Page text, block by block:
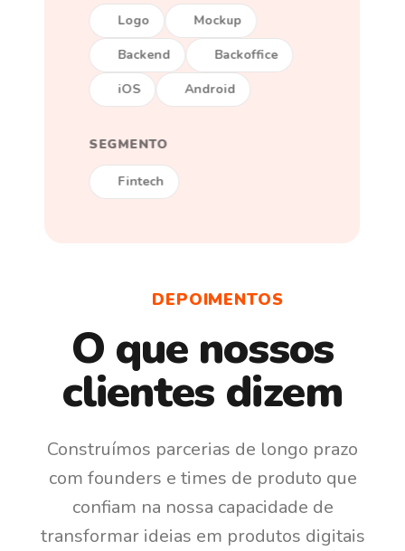
Logo
Mockup
Backend
Backoffice
iOS
Android
SEGMENTO
Fintech
DEPOIMENTOS
O que nossos
clientes dizem
Construímos parcerias de longo prazo
com founders e times de produto que
confiam na nossa capacidade de
transformar ideias em produtos digitais